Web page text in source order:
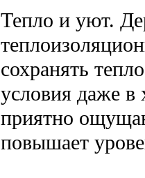
Тепло и уют.
сохранять
условия даже
приятно
повышает